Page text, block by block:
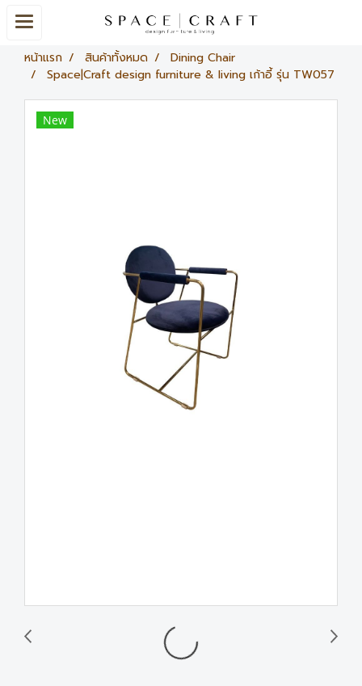
หน้าแรก สินค้าทั้งหมด
Dining Chair
Space|Craft design furniture & living เก้าอี้ รุ่น TW057
New